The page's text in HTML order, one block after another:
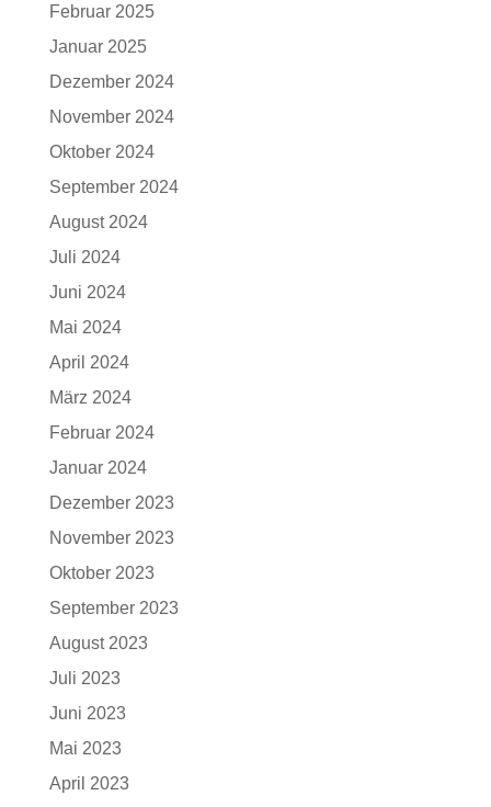
Februar 2025
Januar 2025
Dezember 2024
November 2024
Oktober 2024
September 2024
August 2024
Juli 2024
Juni 2024
Mai 2024
April 2024
März 2024
Februar 2024
Januar 2024
Dezember 2023
November 2023
Oktober 2023
September 2023
August 2023
Juli 2023
Juni 2023
Mai 2023
April 2023